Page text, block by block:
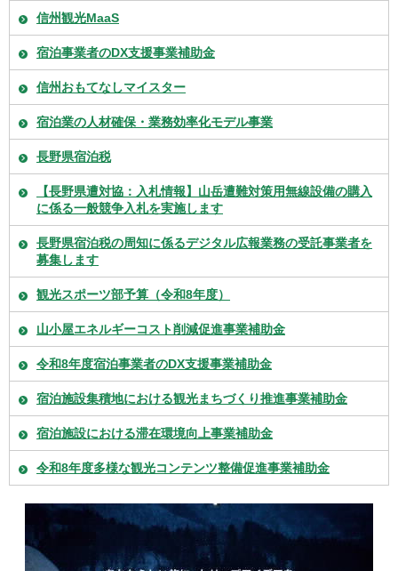
信州観光MaaS
宿泊事業者のDX支援事業補助金
信州おもてなしマイスター
宿泊業の人材確保・業務効率化モデル事業
長野県宿泊税
【長野県遭対協：入札情報】山岳遭難対策用無線設備の購入
に係る一般競争入札を実施します
長野県宿泊税の周知に係るデジタル広報業務の受託事業者を
募集します
観光スポーツ部予算（令和8年度）
山小屋エネルギーコスト削減促進事業補助金
令和8年度宿泊事業者のDX支援事業補助金
宿泊施設集積地における観光まちづくり推進事業補助金
宿泊施設における滞在環境向上事業補助金
令和8年度多様な観光コンテンツ整備促進事業補助金